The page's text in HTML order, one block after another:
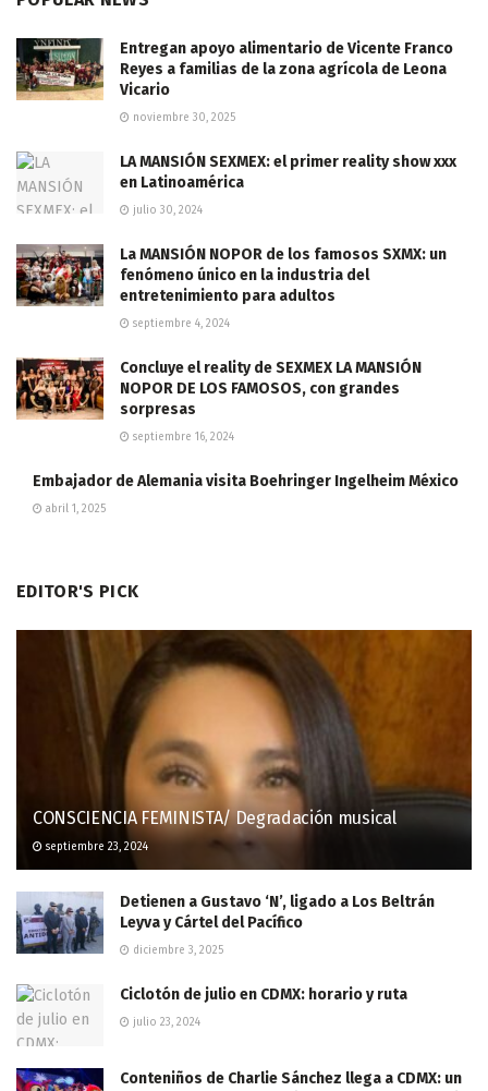
Entregan apoyo alimentario de Vicente Franco
Reyes a familias de la zona agrícola de Leona
Vicario
noviembre 30, 2025
LA MANSIÓN SEXMEX: el primer reality show xxx
en Latinoamérica
julio 30, 2024
La MANSIÓN NOPOR de los famosos SXMX: un
fenómeno único en la industria del
entretenimiento para adultos
septiembre 4, 2024
Concluye el reality de SEXMEX LA MANSIÓN
NOPOR DE LOS FAMOSOS, con grandes
sorpresas
septiembre 16, 2024
Embajador de Alemania visita Boehringer Ingelheim México
abril 1, 2025
EDITOR'S PICK
CONSCIENCIA FEMINISTA/ Degradación musical
septiembre 23, 2024
Detienen a Gustavo ‘N’, ligado a Los Beltrán
Leyva y Cártel del Pacífico
diciembre 3, 2025
Ciclotón de julio en CDMX: horario y ruta
julio 23, 2024
Conteniños de Charlie Sánchez llega a CDMX: un